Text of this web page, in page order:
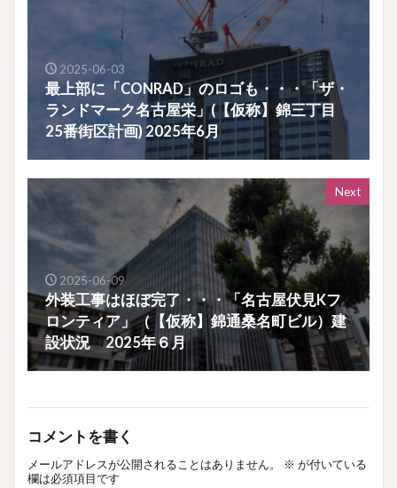
2025-06-03
最上部に「CONRAD」のロゴも・・・「ザ・
ランドマーク名古屋栄」(【仮称】錦三丁目
25番街区計画) 2025年6月
Next
2025-06-09
外装工事はほぼ完了・・・「名古屋伏見Kフ
ロンティア」（【仮称】錦通桑名町ビル）建
設状況 2025年６月
コメントを書く
メールアドレスが公開されることはありません。 ※ が付いている
欄は必須項目です